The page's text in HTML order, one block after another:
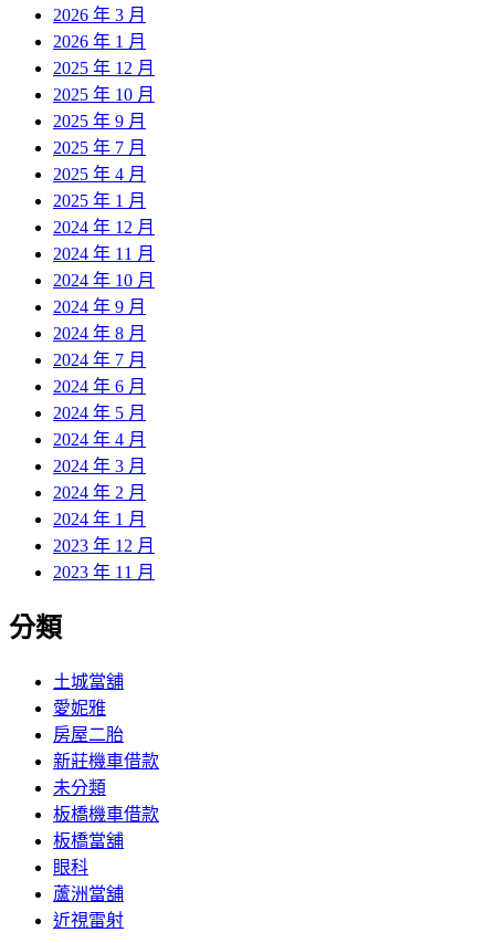
2026 年 3 月
2026 年 1 月
2025 年 12 月
2025 年 10 月
2025 年 9 月
2025 年 7 月
2025 年 4 月
2025 年 1 月
2024 年 12 月
2024 年 11 月
2024 年 10 月
2024 年 9 月
2024 年 8 月
2024 年 7 月
2024 年 6 月
2024 年 5 月
2024 年 4 月
2024 年 3 月
2024 年 2 月
2024 年 1 月
2023 年 12 月
2023 年 11 月
分類
土城當舖
愛妮雅
房屋二胎
新莊機車借款
未分類
板橋機車借款
板橋當舖
眼科
蘆洲當舖
近視雷射